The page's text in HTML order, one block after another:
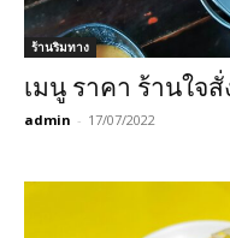
ร้านริมทาง
เมนู ราคา ร้านใจ
admin - 17/07/2022